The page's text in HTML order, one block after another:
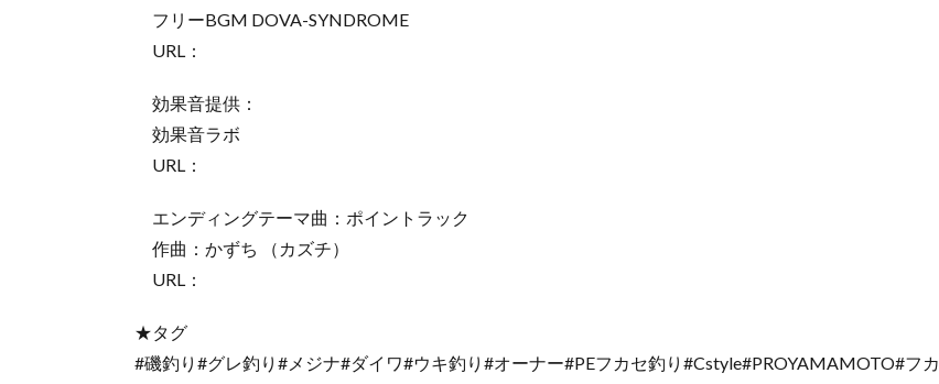
フリーBGM DOVA-SYNDROME
URL：
効果音提供：
効果音ラボ
URL：
エンディングテーマ曲：ポイントラック
作曲：かずち （カズチ）
URL：
★タグ
#磯釣り#グレ釣り#メジナ#ダイワ#ウキ釣り#オーナー#PEフカセ釣り#Cstyle#PROYAMAMOTO#フカ